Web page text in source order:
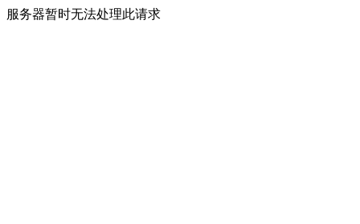
服务器暂时无法处理此请求